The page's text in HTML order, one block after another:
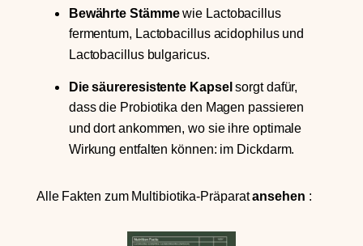
Bewährte Stämmewie Lactobacillus
fermentum, Lactobacillus acidophilus und
Lactobacillus bulgaricus.
Die säureresistente Kapsel sorgt dafür,
dass die Probiotika den Magen passieren
und dort ankommen, wo sie ihre optimale
Wirkung entfalten können: im Dickdarm.
Alle Fakten zum Multibiotika-Präparatansehen :